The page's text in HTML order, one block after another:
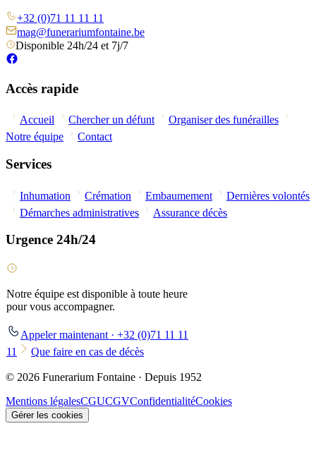
+32 (0)71 11 11 11
mag@funerariumfontaine.be
Disponible 24h/24 et 7j/7
Accès rapide
Accueil Chercher un défunt
Organiser des funérailles
Notre équipe
Contact
Services
Inhumation Crémation Embaumement
Dernières volontés
Démarches administratives
Assurance décès
Urgence 24h/24
Notre équipe est disponible à toute heure
pour vous accompagner.
Appeler maintenant · +32 (0)71 11 11
11
Que faire en cas de décès
© 2026 Funerarium Fontaine · Depuis 1952
Mentions légalesCGUCGVConfidentialitéCookies
Gérer les cookies